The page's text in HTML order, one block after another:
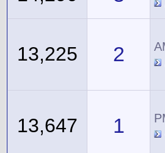
2
13,225
1
13,647